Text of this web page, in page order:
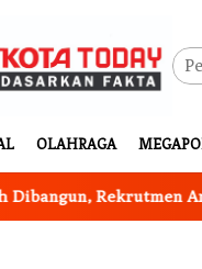
OLAHRAGA
Rekrutmen Anggota